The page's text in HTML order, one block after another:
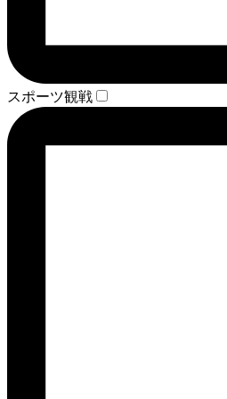
スポーツ観戦